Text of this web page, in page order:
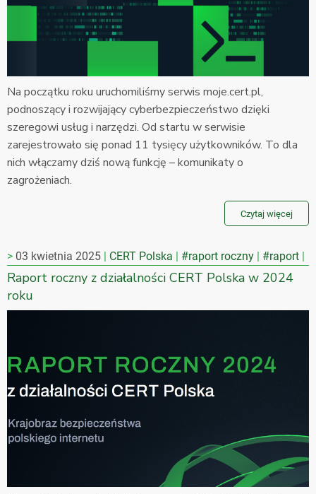
Na początku roku uruchomiliśmy serwis moje.cert.pl,
podnoszący i rozwijający cyberbezpieczeństwo dzięki
szeregowi usług i narzędzi. Od startu w serwisie
zarejestrowało się ponad 11 tysięcy użytkowników. To dla
nich włączamy dziś nową funkcję – komunikaty o
zagrożeniach.
Czytaj więcej
03 kwietnia 2025 CERT Polska #raport roczny #raport
Raport roczny z działalności CERT Polska w 2024
roku